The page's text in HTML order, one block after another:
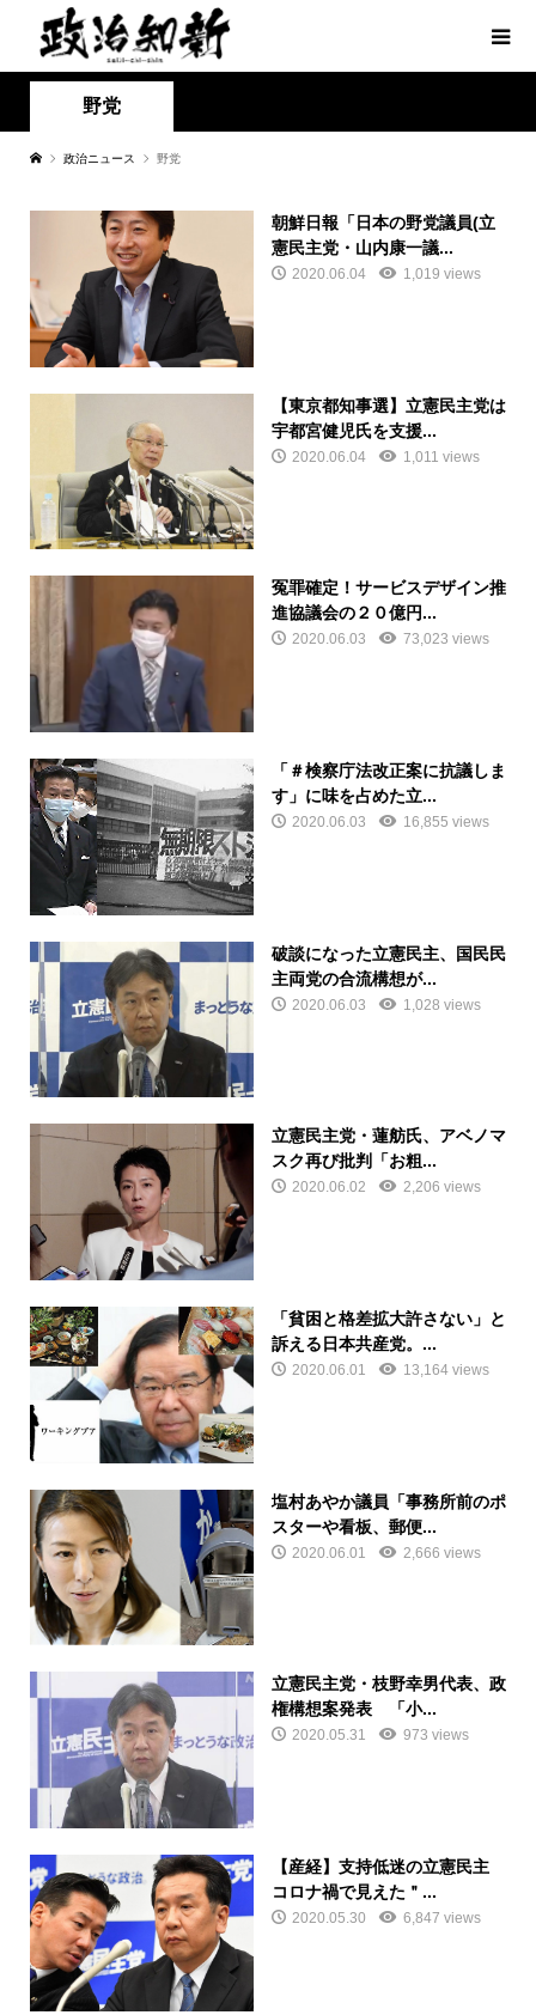
野党
政治ニュース 野党
朝鮮日報「日本の野党議員(立
憲民主党・山内康一議...
2020.06.04 1,019 views
【東京都知事選】立憲民主党は
宇都宮健児氏を支援...
2020.06.04 1,011 views
冤罪確定！サービスデザイン推
進協議会の２０億円...
2020.06.03 73,023 views
「＃検察庁法改正案に抗議しま
す」に味を占めた立...
2020.06.03 16,855 views
破談になった立憲民主、国民民
主両党の合流構想が...
2020.06.03 1,028 views
立憲民主党・蓮舫氏、アベノマ
スク再び批判「お粗...
2020.06.02 2,206 views
「貧困と格差拡大許さない」と
訴える日本共産党。...
2020.06.01 13,164 views
塩村あやか議員「事務所前のポ
スターや看板、郵便...
2020.06.01 2,666 views
立憲民主党・枝野幸男代表、政
権構想案発表 「小...
2020.05.31 973 views
【産経】支持低迷の立憲民主
コロナ禍で見えた＂...
2020.05.30 6,847 views